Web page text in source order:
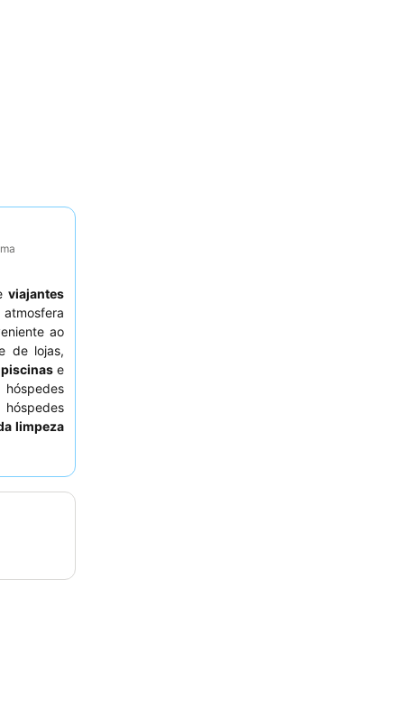
viajantes
ao
de lojas,
e
limpeza
quarto